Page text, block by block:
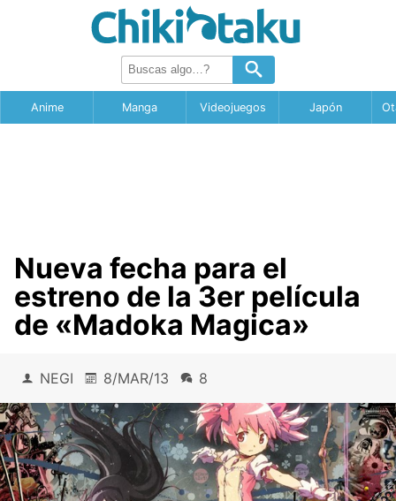
Anime Manga Videojuegos Japón
Nueva fecha para el
estreno de la 3er película
de «Madoka Magica»
NEGI 8/MAR/13 8